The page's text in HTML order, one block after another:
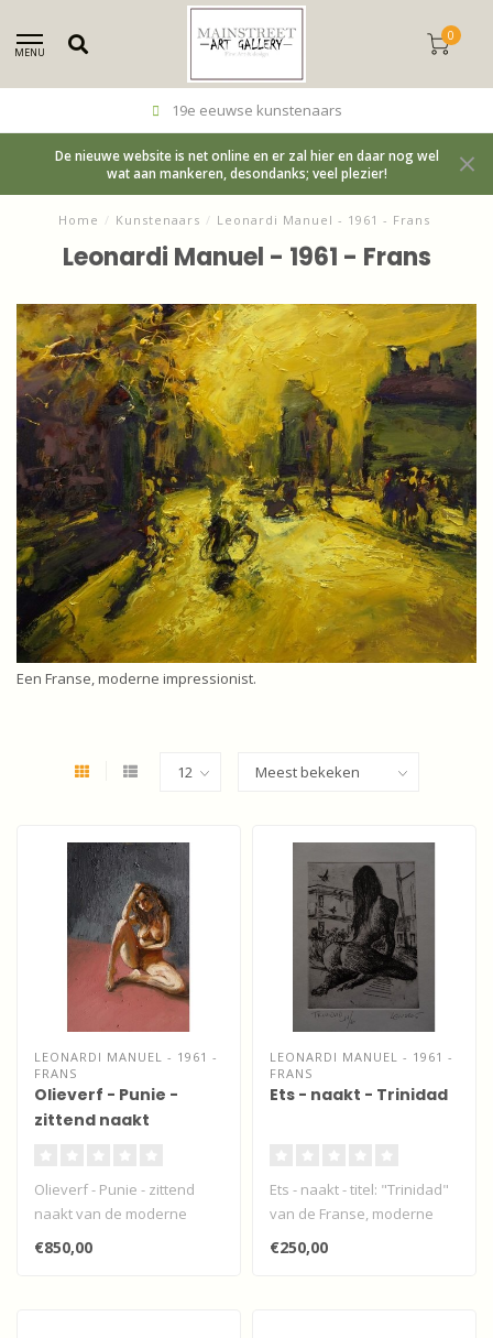
MENU
0
19e eeuwse kunstenaars
De nieuwe website is net online en er zal hier en daar nog wel
wat aan mankeren, desondanks; veel plezier!
Home / Kunstenaars / Leonardi Manuel - 1961 - Frans
Leonardi Manuel - 1961 - Frans
Een Franse, moderne impressionist.
LEONARDI MANUEL - 1961 -
FRANS
Olieverf - Punie -
zittend naakt
Olieverf - Punie - zittend
naakt van de moderne
Franse impressionist
€850,00
LEONARDI MANUEL - 1961 -
FRANS
Ets - naakt - Trinidad
Ets - naakt - titel: "Trinidad"
van de Franse, moderne
impressionist Manuel Leon..
€250,00